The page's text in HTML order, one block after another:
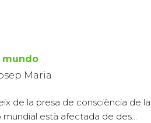
mundo
Maria
de la presa de consciència de
està afectada de des...